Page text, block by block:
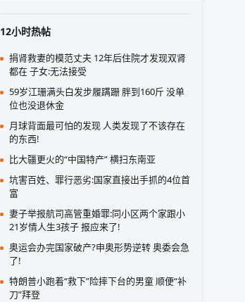
12小时热帖
捐肾救妻的模范丈夫 12年后住院才发现双肾
都在 子女:无法接受
59岁江珊满头白发步履蹒跚 胖到160斤 没单
位也没退休金
月球背面最可怕的发现 人类发现了不该存在
的东西!
比大疆更火的“中国特产” 横扫东南亚
坑害百姓、罪行恶劣:国家直接出手抓的4位首
富
妻子举报航司高管重婚罪:同小区两个家跟小
21岁情人生3孩子 报应来了!
奥运会办完国家破产?申奥形势逆转 奥委会急
了!
特朗普小跑着“救下”险摔下台的男童 顺便“补
刀”拜登